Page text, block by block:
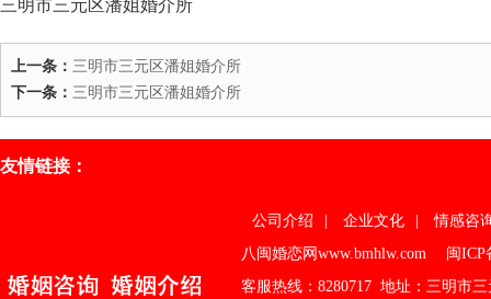
三明市三元区潘姐婚介所
上一条： 三明市三元区潘姐婚介所
下一条： 三明市三元区潘姐婚介所
友情链接：
公司介绍 企业文化
情感咨
八闽婚恋网www.bmhlw.com
闽ICP
客服热线：8280717 地址：三明市